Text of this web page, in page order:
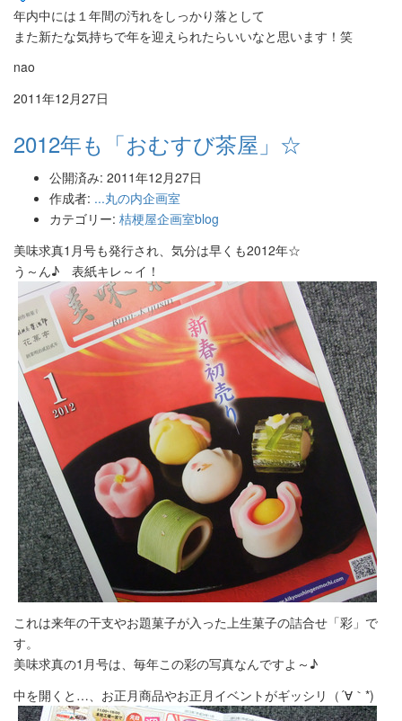
年内中には１年間の汚れをしっかり落として
また新たな気持ちで年を迎えられたらいいなと思います！笑
nao
2011年12月27日
2012年も「おむすび茶屋」☆
公開済み: 2011年12月27日
作成者: ...丸の内企画室
カテゴリー: 桔梗屋企画室blog
美味求真1月号も発行され、気分は早くも2012年☆
う～ん♪ 表紙キレ～イ！
これは来年の干支やお題菓子が入った上生菓子の詰合せ「彩」で
す。
美味求真の1月号は、毎年この彩の写真なんですよ～♪
中を開くと…、お正月商品やお正月イベントがギッシリ（´∀｀*)